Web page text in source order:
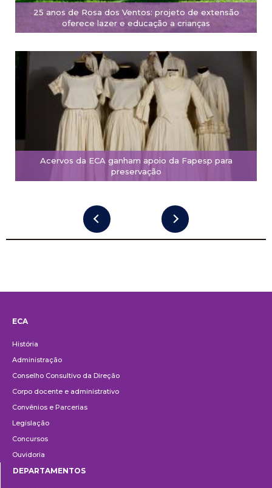
25 anos de Rosa dos Ventos: projeto de extensão
oferece lazer e educação a crianças
Acervos da ECA ganham apoio da Fapesp para
preservação
ECA
História
Administração
Conselho Consultivo da Direção
Corpo docente e administrativo
Convênios e Parcerias
Legislação
Concursos
Ouvidoria
DEPARTAMENTOS